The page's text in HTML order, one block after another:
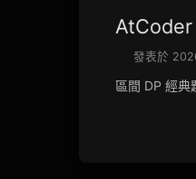
AtCoder
發表於
區間 DP 經典